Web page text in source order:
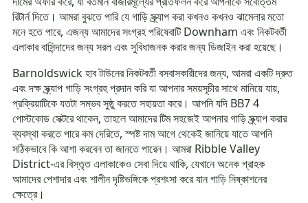
রিটার্ন দিতে। আমরা বুঝতে পারি যে গাড়ি স্ক্র্যাপ করা কখনও কখনও ঝামেলার মতো
মনে হতে পারে, এজন্য আমাদের সংগ্রহ পরিষেবাটি Downham এবং নিকটবর্তী
এলাকার বাসিন্দাদের জন্য সরল এবং সুবিধাজনক করার জন্য ডিজাইন করা হয়েছে।
Barnoldswick হাব টাউনের নিকটবর্তী বসবাসকারীদের জন্য, আমরা একটি দ্রুত
এবং দক্ষ স্ক্র্যাপ গাড়ি সংগ্রহ প্রদান করি যা আপনার সময়সূচীর সাথে মানিয়ে যায়,
প্রক্রিয়াটিকে যতটা সম্ভব সুষ্ঠু করতে সহায়তা করে। আপনি যদি BB7 4
পোস্টকোড সেক্টরে থাকেন, তাহলে আমাদের টিম সহজেই আপনার গাড়ি স্ক্র্যাপ করার
ব্যবস্থা করতে পারে কম দেরিতে, স্পষ্ট দাম আগে থেকেই জানিয়ে যাতে আপনি
সঠিকভাবে কি আশা করবেন তা জানতে পারেন। আমরা Ribble Valley
District-এর বিস্তৃত এলাকাকেও সেবা দিয়ে থাকি, যেখানে অনেক গ্রাহক
আমাদের পেশাদার এবং শালীন দৃষ্টিভঙ্গিকে প্রশংসা করে যান গাড়ি নিষ্কাশনের
ক্ষেত্রে।